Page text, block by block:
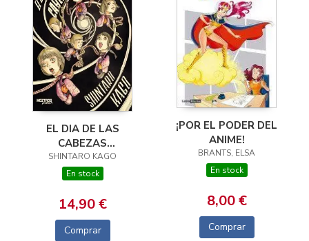
EL DIA DE LAS
CABEZAS
VOLADORAS
SHINTARO KAGO
En stock
14,90 €
Comprar
¡POR EL PODER DEL
ANIME!
BRANTS, ELSA
En stock
8,00 €
Comprar